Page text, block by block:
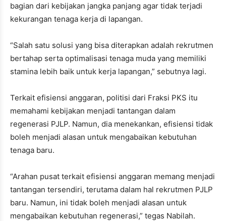
bagian dari kebijakan jangka panjang agar tidak terjadi
kekurangan tenaga kerja di lapangan.
“Salah satu solusi yang bisa diterapkan adalah rekrutmen
bertahap serta optimalisasi tenaga muda yang memiliki
stamina lebih baik untuk kerja lapangan,” sebutnya lagi.
Terkait efisiensi anggaran, politisi dari Fraksi PKS itu
memahami kebijakan menjadi tantangan dalam
regenerasi PJLP. Namun, dia menekankan, efisiensi tidak
boleh menjadi alasan untuk mengabaikan kebutuhan
tenaga baru.
“Arahan pusat terkait efisiensi anggaran memang menjadi
tantangan tersendiri, terutama dalam hal rekrutmen PJLP
baru. Namun, ini tidak boleh menjadi alasan untuk
mengabaikan kebutuhan regenerasi,” tegas Nabilah.